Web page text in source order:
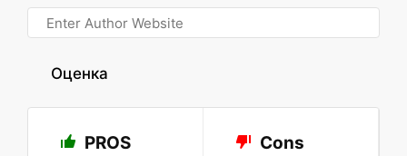
Оценка
PROS Cons